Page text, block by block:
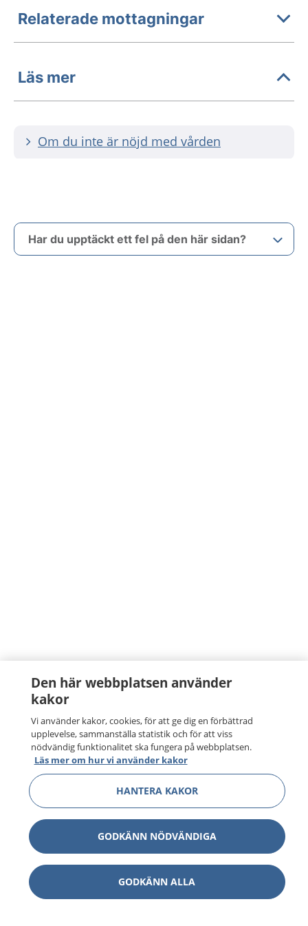
Relaterade mottagningar
Läs mer
Om du inte är nöjd med vården
Har du upptäckt ett fel på den här sidan?
Den här webbplatsen använder
kakor
Vi använder kakor, cookies, för att ge dig en förbättrad
upplevelse, sammanställa statistik och för att viss
nödvändig funktionalitet ska fungera på webbplatsen.
Läs mer om hur vi använder kakor
HANTERA KAKOR
GODKÄNN NÖDVÄNDIGA
GODKÄNN ALLA